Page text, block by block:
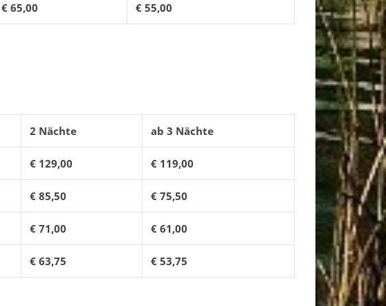
€ 65,00 € 55,00
2 Nächte ab 3 Nächte
€ 129,00 € 119,00
€ 85,50 € 75,50
€ 71,00 € 61,00
€ 63,75 € 53,75